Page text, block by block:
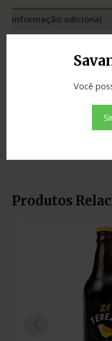
Você
Informação adicional
Produtos